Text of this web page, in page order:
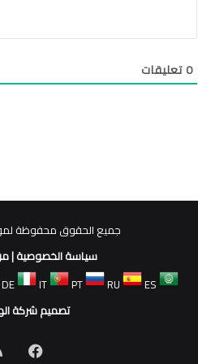
0تعليقات
جميع الحقوق محفوظة
سياسة الخصوصية|
DE IT PT RU
ES
تصميم شركة